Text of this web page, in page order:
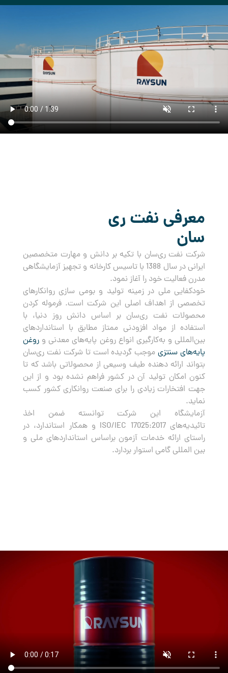
معرفی نفت ری
سان
شرکت نفت ری‌سان با تکیه بر دانش و مهارت متخصصین
ایرانی در سال 1388 با تاسیس کارخانه و تجهیز آزمایشگاهی
مدرن فعالیت خود را آغاز نمود.
خودکفایی ملی در زمینه تولید و بومی سازی روانکارهای
تخصصی از اهداف اصلی این شرکت است. فرموله کردن
محصولات نفت ری‌سان بر اساس دانش روز دنیا، با
استفاده از مواد افزودنی ممتاز مطابق با استانداردهای
بین‌المللی و به‌کارگیری انواع روغن پایه‌های معدنی وروغن
پایه‌های سنتزیموجب گردیده است تا شرکت نفت ری‌سان
بتواند ارائه دهنده طیف وسیعی از محصولاتی باشد که تا
کنون امکان تولید آن در کشور فراهم نشده بود و از این
جهت افتخارات زیادی را برای صنعت روانکاری کشور کسب
نماید.
آزمایشگاه این شرکت توانسته ضمن اخذ
تائیدیه‌های ISO/IEC 17025:2017 و همکار استاندارد، در
راستای ارائه خدمات آزمون براساس استانداردهای ملی و
بین المللی گامی استوار بردارد.